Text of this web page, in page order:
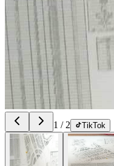
1 / 2 TikTok